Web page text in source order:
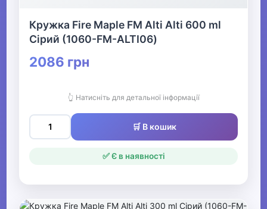
Кружка Fire Maple FM Alti Alti 600 ml
Сірий (1060-FM-ALTI06)
2086 грн
👆 Натисніть для детальної інформації
🛒 В кошик
✅ Є в наявності